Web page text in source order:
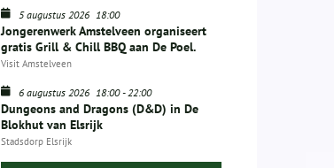
5 augustus 2026 18:00
Jongerenwerk Amstelveen organiseert
gratis Grill & Chill BBQ aan De Poel.
Visit Amstelveen
6 augustus 2026 18:00-22:00
Dungeons and Dragons (D&D) in De
Blokhut van Elsrijk
Stadsdorp Elsrijk